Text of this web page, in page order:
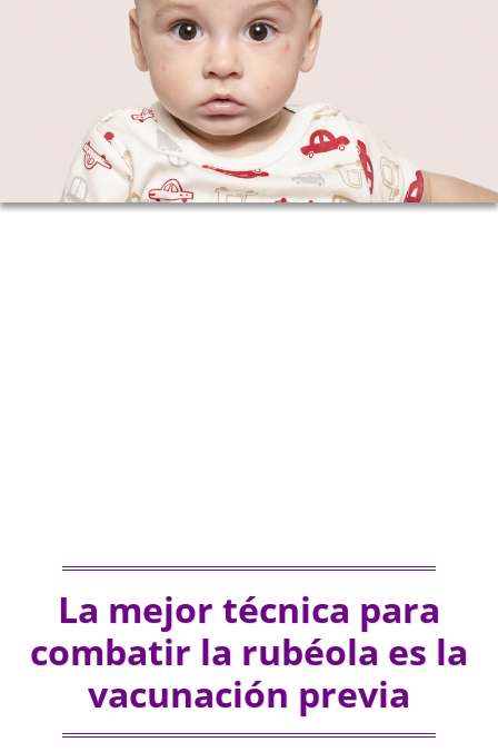
La mejor técnica para
combatir la rubéola es la
vacunación previa